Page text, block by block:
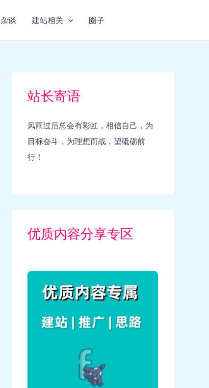
杂谈 建站相关 圈子
站长寄语
风雨过后总会有彩虹，相信自己，为
目标奋斗，为理想而战，望砥砺前
行！
优质内容分享专区